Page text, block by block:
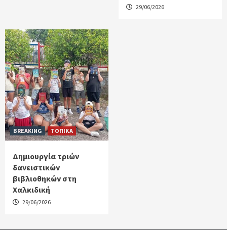
29/06/2026
BREAKING ΤΟΠΙΚΑ
Δημιουργία τριών
δανειστικών
βιβλιοθηκών στη
Χαλκιδική
29/06/2026